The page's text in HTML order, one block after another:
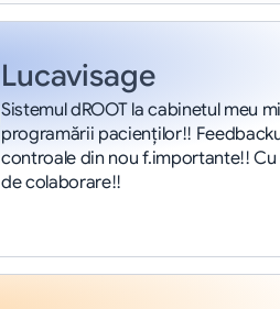
Lucavisage
Sistemul dROOT la cabinetul meu
programării pacienţilor!!
controale din nou f.importante!!
de colaborare!!